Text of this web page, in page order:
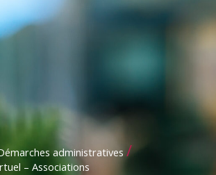
administratives /
– Associations